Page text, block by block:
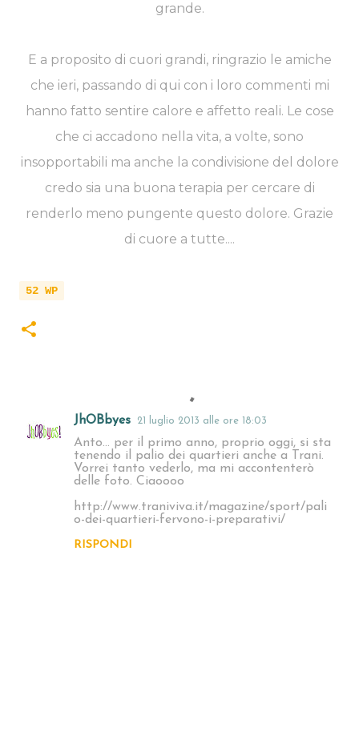
grande.
E a proposito di cuori grandi, ringrazio le amiche
che ieri, passando di qui con i loro commenti mi
hanno fatto sentire calore e affetto reali. Le cose
che ci accadono nella vita, a volte, sono
insopportabili ma anche la condivisione del dolore
credo sia una buona terapia per cercare di
renderlo meno pungente questo dolore. Grazie
di cuore a tutte....
52 WP
C
JhOBbyes 21 luglio 2013 alle ore 18:03
Anto... per il primo anno, proprio oggi, si sta
tenendo il palio dei quartieri anche a Trani.
Vorrei tanto vederlo, ma mi accontenterò
delle foto. Ciaoooo
http://www.traniviva.it/magazine/sport/pali
o-dei-quartieri-fervono-i-preparativi/
RISPONDI